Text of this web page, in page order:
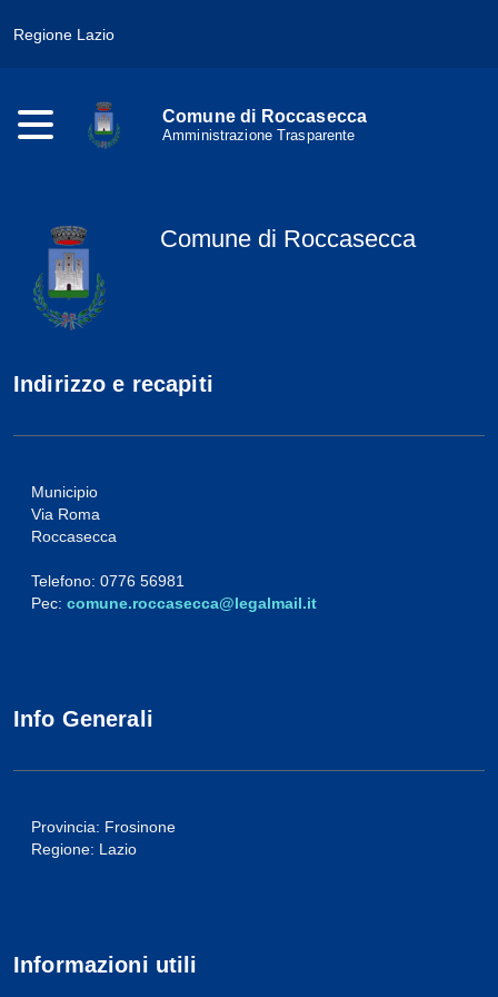
Regione Lazio
Comune di Roccasecca
Amministrazione Trasparente
Comune di Roccasecca
Indirizzo e recapiti
Municipio
Via Roma
Roccasecca
Telefono: 0776 56981
Pec: comune.roccasecca@legalmail.it
Info Generali
Provincia: Frosinone
Regione: Lazio
Informazioni utili